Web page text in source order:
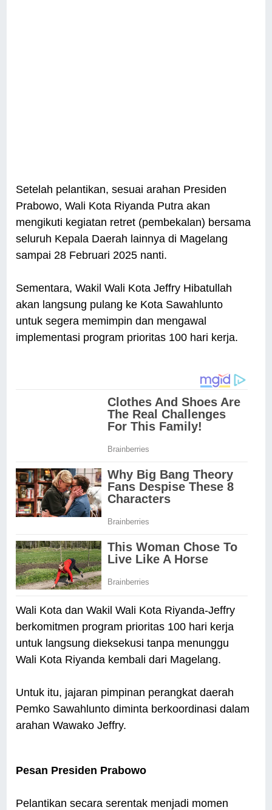
Setelah pelantikan, sesuai arahan Presiden
Prabowo, Wali Kota Riyanda Putra akan
mengikuti kegiatan retret (pembekalan) bersama
seluruh Kepala Daerah lainnya di Magelang
sampai 28 Februari 2025 nanti.
Sementara, Wakil Wali Kota Jeffry Hibatullah
akan langsung pulang ke Kota Sawahlunto
untuk segera memimpin dan mengawal
implementasi program prioritas 100 hari kerja.
Wali Kota dan Wakil Wali Kota Riyanda-Jeffry
berkomitmen program prioritas 100 hari kerja
untuk langsung dieksekusi tanpa menunggu
Wali Kota Riyanda kembali dari Magelang.
Untuk itu, jajaran pimpinan perangkat daerah
Pemko Sawahlunto diminta berkoordinasi dalam
arahan Wawako Jeffry.
Pesan Presiden Prabowo
Pelantikan secara serentak menjadi momen